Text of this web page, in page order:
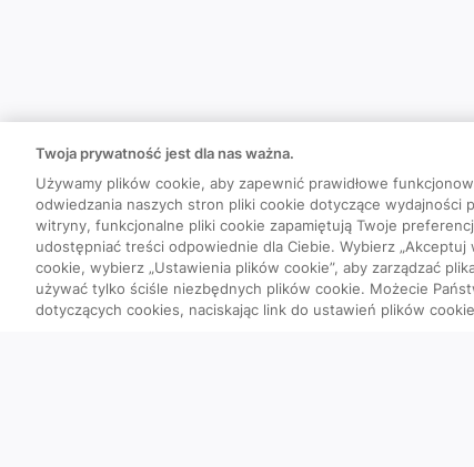
Twoja prywatność jest dla nas ważna.
Używamy plików cookie, aby zapewnić prawidłowe
odwiedzania naszych stron pliki cookie dotyczące wydajności
witryny, funkcjonalne pliki cookie zapamiętują Twoje
udostępniać treści odpowiednie dla Ciebie. Wybierz
cookie, wybierz „Ustawienia plików cookie”, aby zarządzać
używać tylko ściśle niezbędnych plików cookie. Możecie
dotyczących cookies, naciskając link do ustawień plików